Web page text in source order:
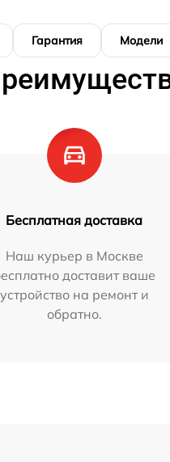
Гарантия Модели
Бесплатная доставка
Наш курьер в Москве
доставит ваше
устройство на ремонт и
обратно.